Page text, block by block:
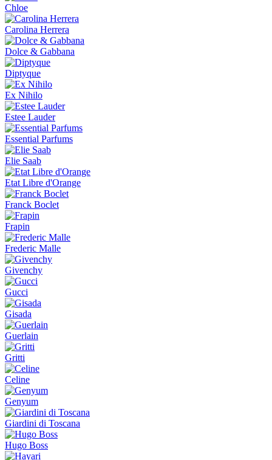
Chloe
Carolina Herrera
Dolce & Gabbana
Diptyque
Ex Nihilo
Estee Lauder
Essential Parfums
Elie Saab
Etat Libre d'Orange
Franck Boclet
Frapin
Frederic Malle
Givenchy
Gucci
Gisada
Guerlain
Gritti
Celine
Genyum
Giardini di Toscana
Hugo Boss